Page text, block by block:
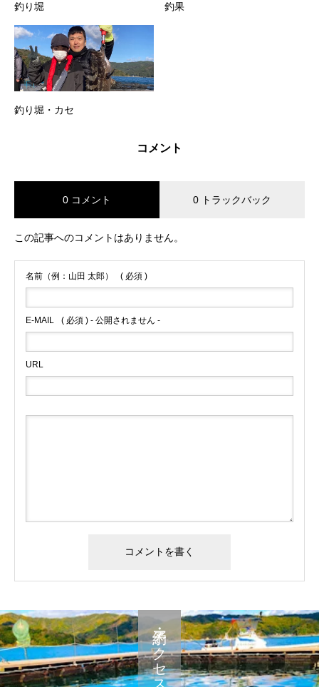
釣り堀 釣果
釣り堀・カセ
コメント
0 コメント 0 トラックバック
この記事へのコメントはありません。
名前（例：山田 太郎） ( 必須 )
E-MAIL ( 必須 ) - 公開されません -
URL
予約・アクセス・料金